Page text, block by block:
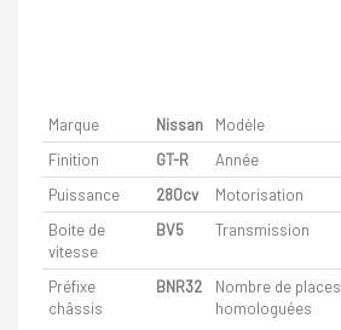
Marque Nissan Modèle
Finition
GT-R Année
Puissance
280cv Motorisation
Boite de
vitesse
BV5 Transmission
Préfixe
châssis
BNR32
Nombre de places
homologuées